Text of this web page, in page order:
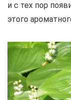
и с тех пор
этого